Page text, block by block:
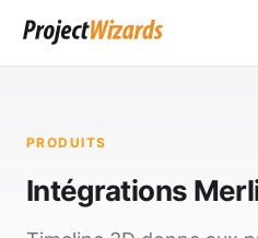
PRODUITS
Intégrations